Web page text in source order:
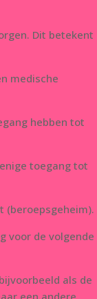
Dit betekent
medische
hebben tot
toegang tot
(beroepsgeheim).
voor de volgende
als de
een andere